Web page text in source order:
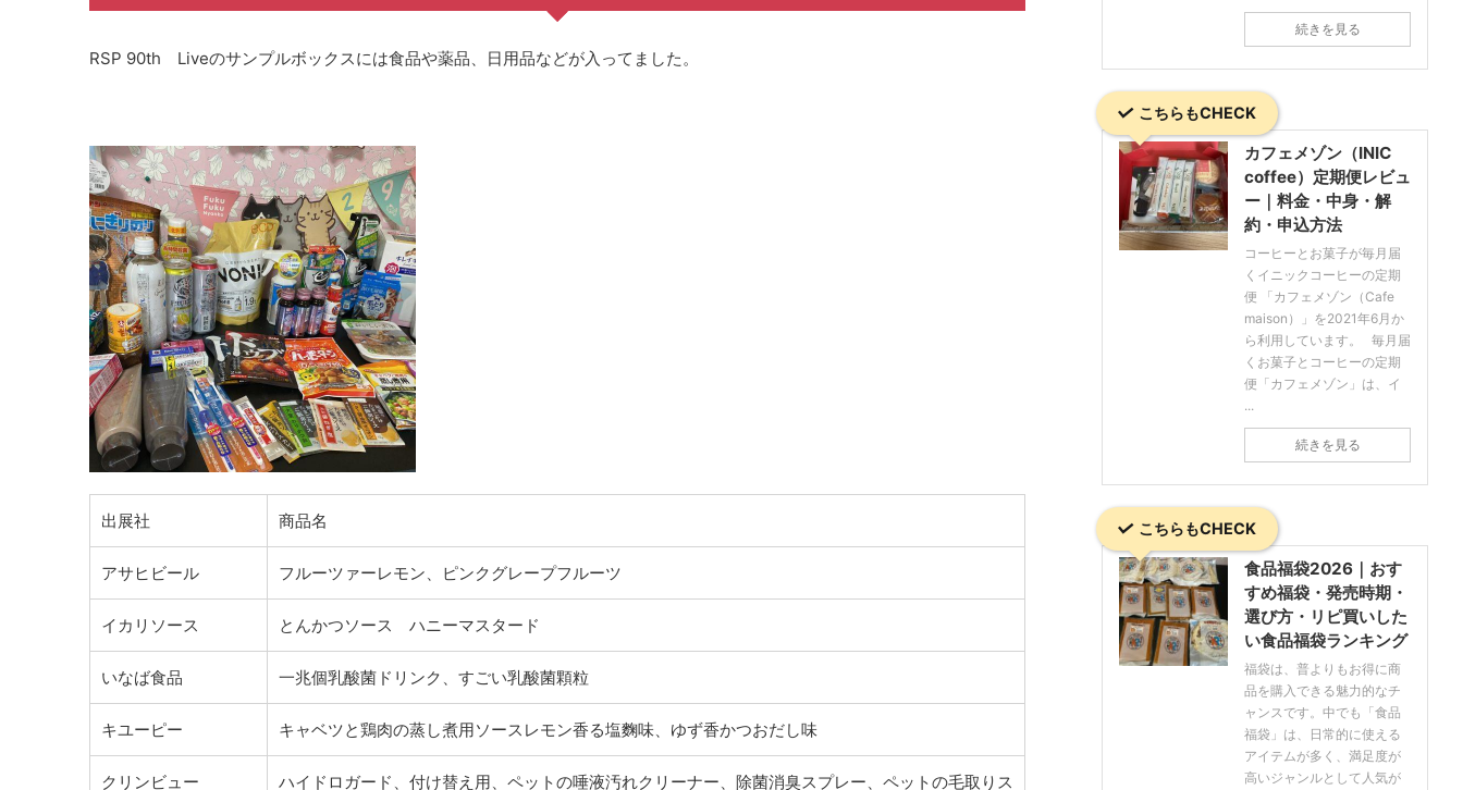
RSP 90th Liveのサンプルボックスには食品や薬品、日用品などが入ってました。
出展社 商品名
アサヒビール フルーツァーレモン、ピンクグレープフルーツ
イカリソース とんかつソース ハニーマスタード
いなば食品 一兆個乳酸菌ドリンク、すごい乳酸菌顆粒
キユーピー キャベツと鶏肉の蒸し煮用ソースレモン香る塩麴味、ゆず香かつおだし味
クリンビュー ハイドロガード、付け替え用、ペットの唾液汚れクリーナー、除菌消臭スプレー、ペットの毛取りス
続きを見る
こちらもCHECK
カフェメゾン（INIC
coffee）定期便レビュ
ー｜料金・中身・解
約・申込方法
コーヒーとお菓子が毎月届
くイニックコーヒーの定期
便 「カフェメゾン（Cafe
maison）」を2021年6月か
ら利用しています。 毎月届
くお菓子とコーヒーの定期
便「カフェメゾン」は、イ
...
続きを見る
こちらもCHECK
食品福袋2026｜おす
すめ福袋・発売時期・
選び方・リピ買いした
い食品福袋ランキング
福袋は、普よりもお得に商
品を購入できる魅力的なチ
ャンスです。中でも「食品
福袋」は、日常的に使える
アイテムが多く、満足度が
高いジャンルとして人気が